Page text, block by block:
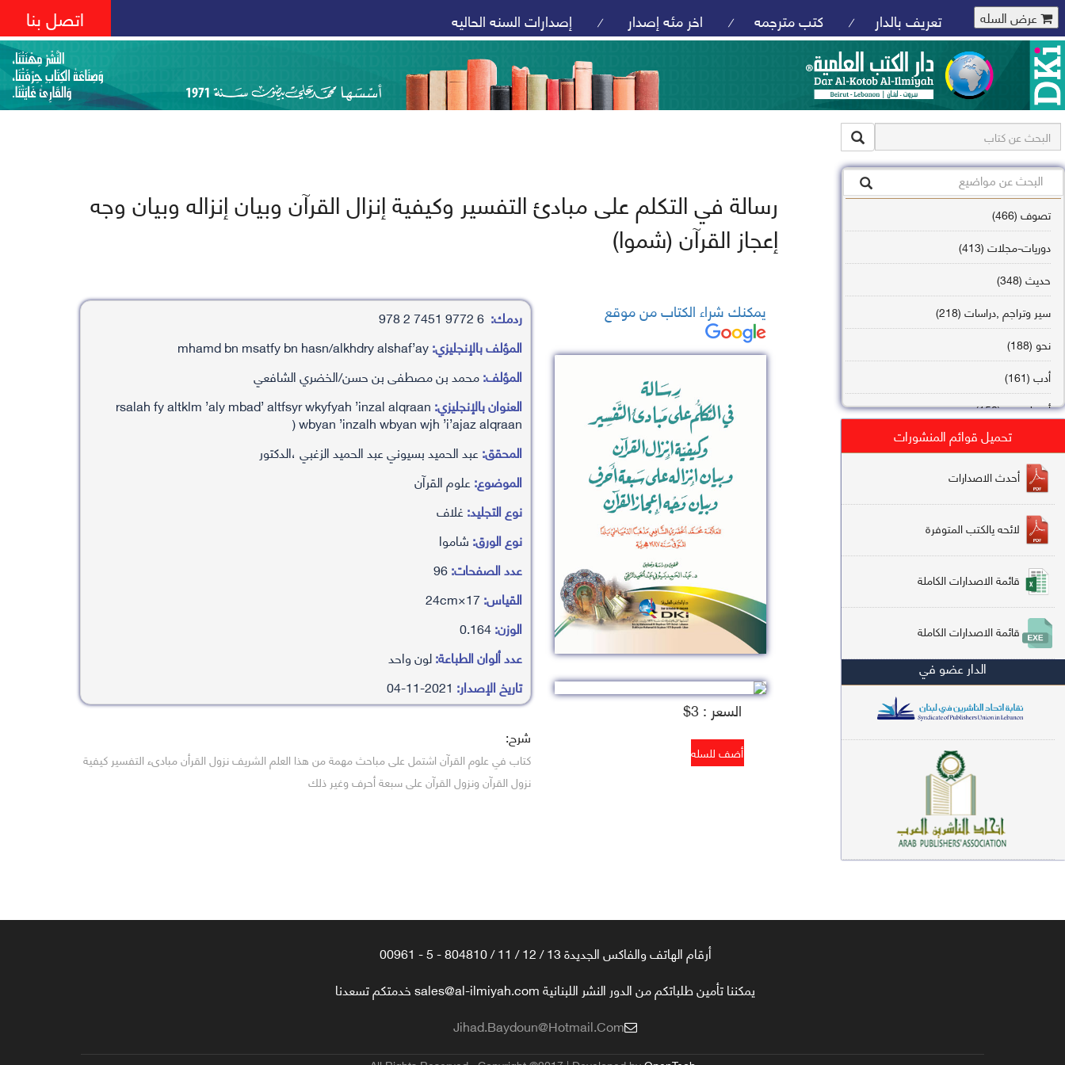
عرض السله تعريف بالدار / كتب مترجمه / اخر مئه إصدار / إصدارات السنه الحاليه اتصل بنا
تصوف (466)
دوريات-مجلات (413)
حديث (348)
سير وتراجم ,دراسات (218)
نحو (188)
أدب (161)
أصول فقه (158)
تاريخ (138)
فقه شافعي (132)
فقه حنفي (113)
فقه مالكي (112)
تفسير قرآن (106)
علم كلام (96)
أخلاق وتصوف (91)
سير وتراجم (90)
معاجم لغوية (89)
سيرة نبوية وتصوف (81)
دراسات إسلامية (75)
شعر (72)
تحميل قوائم المنشورات
أحدث الاصدارات
لائحه يالكتب المتوفرة
قائمة الاصدارات الكاملة
قائمة الاصدارات الكاملة
الدار عضو في
رسالة في التكلم على مبادئ التفسير وكيفية إنزال القرآن وبيان إنزاله وبيان وجه
إعجاز القرآن (شموا)
يمكنك شراء الكتاب من موقع
السعر : 3$
ردمك: 6 9772 7451 2 978
المؤلف بالإنجليزي:mhamd bn msatfy bn hasn/alkhdry alshaf’ay
المؤلف:محمد بن مصطفى بن حسن/الخضري الشافعي
العنوان بالإنجليزي:rsalah fy altklm ’aly mbad’ altfsyr wkyfyah ’inzal alqraan
wbyan ’inzalh wbyan wjh ’i’ajaz alqraan (
المحقق:عبد الحميد بسيوني عبد الحميد الزغبي ،الدكتور
الموضوع:علوم القرآن
نوع التجليد:غلاف
نوع الورق:شاموا
عدد الصفحات:96
القياس:17×24cm
الوزن:0.164
عدد ألوان الطباعة:لون واحد
تاريخ الإصدار:
شرح:
كتاب في علوم القرآن اشتمل على مباحث مهمة من هذا العلم الشريف نزول القرأن مبادىء التفسير كيفية
نزول القرآن ونزول القرآن على سبعة أحرف وغير ذلك
أرقام الهاتف والفاكس الجديدة 13 / 12 / 11 / 804810 - 5 - 00961
يمكننا تأمين طلباتكم من الدور النشر اللبنانية sales@al-ilmiyah.com خدمتكم تسعدنا
Jihad.baydoun@hotmail.com